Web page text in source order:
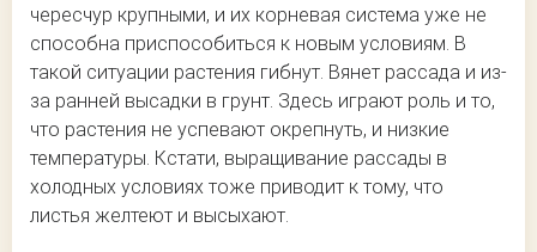
чересчур крупными, и их корневая система уже не
способна приспособиться к новым условиям. В
такой ситуации растения гибнут. Вянет рассада и из-
за ранней высадки в грунт. Здесь играют роль и то,
что растения не успевают окрепнуть, и низкие
температуры. Кстати, выращивание рассады в
холодных условиях тоже приводит к тому, что
листья желтеют и высыхают.